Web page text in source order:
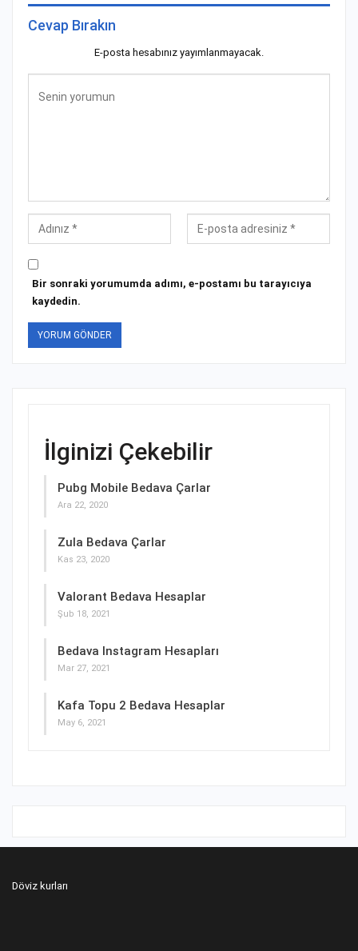
Cevap Bırakın
E-posta hesabınız yayımlanmayacak.
Bir sonraki yorumumda adımı, e-postamı bu tarayıcıya
kaydedin.
İlginizi Çekebilir
Pubg Mobile Bedava Çarlar
Ara 22, 2020
Zula Bedava Çarlar
Kas 23, 2020
Valorant Bedava Hesaplar
Şub 18, 2021
Bedava Instagram Hesapları
Mar 27, 2021
Kafa Topu 2 Bedava Hesaplar
May 6, 2021
Döviz kurları